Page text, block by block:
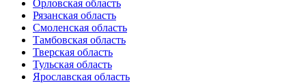
Орловская область
Рязанская область
Смоленская область
Тамбовская область
Тверская область
Тульская область
Ярославская область